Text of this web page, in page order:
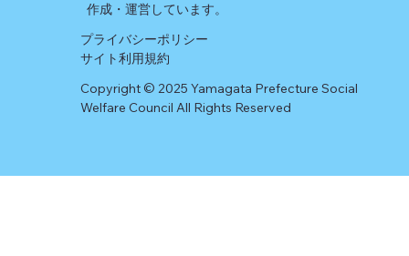
作成・運営しています。
プライバシーポリシー
​サイト利用規約
Copyright © 2025 Yamagata Prefecture Social
Welfare Council All Rights Reserved